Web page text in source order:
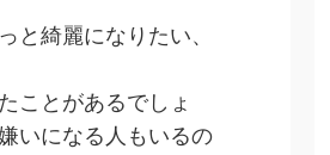
と綺麗になりたい、
ことがあるでしょ
いになる人もいるの